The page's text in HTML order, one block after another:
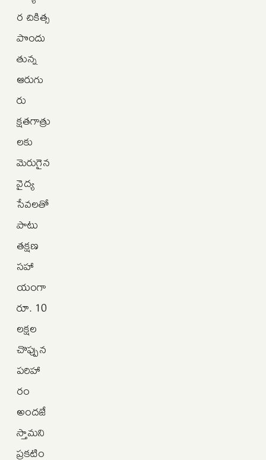
ర చికిత్స
పొందు
తున్న
ఆరుగు
రు
క్షతగాత్రు
లకు
మెరుగైన
వైద్య
సేవలతో
పాటు
తక్షణ
సహా
యంగా
రూ. 10
లక్షల
చొప్పున
పరిహా
రం
అందజే
స్తామని
ప్రకటిం